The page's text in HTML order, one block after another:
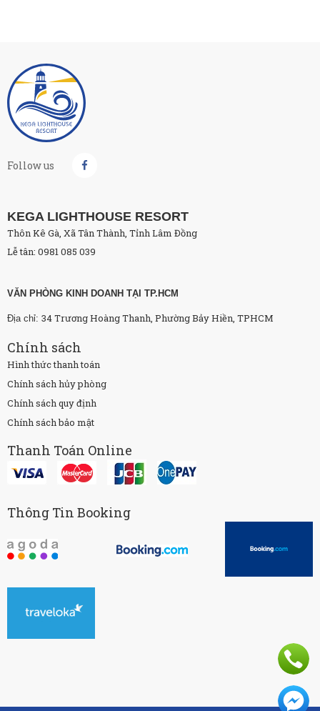
Follow us
KEGA LIGHTHOUSE RESORT
Thôn Kê Gà, Xã Tân Thành, Tỉnh Lâm Đồng
Lễ tân: 0981 085 039
VĂN PHÒNG KINH DOANH TẠI TP.HCM
Địa chỉ: 34 Trương Hoàng Thanh, Phường Bảy Hiền, TPHCM
Chính sách
Hình thức thanh toán
Chính sách hủy phòng
Chính sách quy định
Chính sách bảo mật
Thanh Toán Online
Thông Tin Booking